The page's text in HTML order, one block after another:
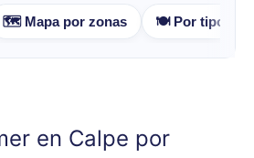
🗺️ Mapa por zonas 🍽️ Por tipo de
en Calpe por